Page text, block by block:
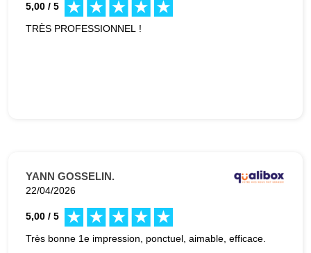
5,00 / 5
TRÈS PROFESSIONNEL !
YANN GOSSELIN.
22/04/2026
5,00 / 5
Très bonne 1e impression, ponctuel, aimable, efficace.